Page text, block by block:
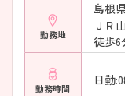
勤務地
島根
ＪＲ
徒歩6
勤務時間
日勤